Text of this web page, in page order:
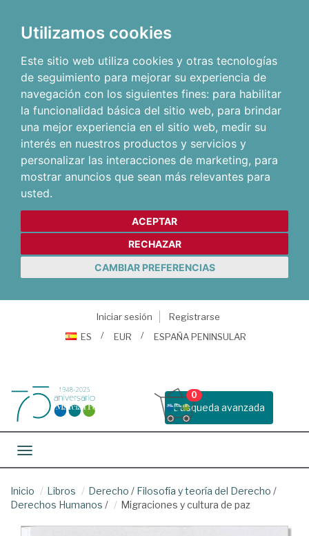
Utilizamos cookies
Este sitio web utiliza cookies y otras tecnologías
de seguimiento para mejorar su experiencia de
navegación con los siguientes fines: para habilitar
la funcionalidad básica del sitio web, para brindar
una mejor experiencia en el sitio web, medir su
interés en nuestros productos y servicios y
personalizar las interacciones de marketing, para
mostrar anuncios que sean más relevantes para
usted.
ACEPTAR
RECHAZAR
CAMBIAR PREFERENCIAS
Iniciar sesión
Registrarse
ES
EUR ESPAÑA PENINSULAR
Busqueda avanzada
0
Toggle navigation
Inicio Libros Derecho / Filosofía y teoría del Derecho /
Derechos Humanos / Migraciones y cultura de paz